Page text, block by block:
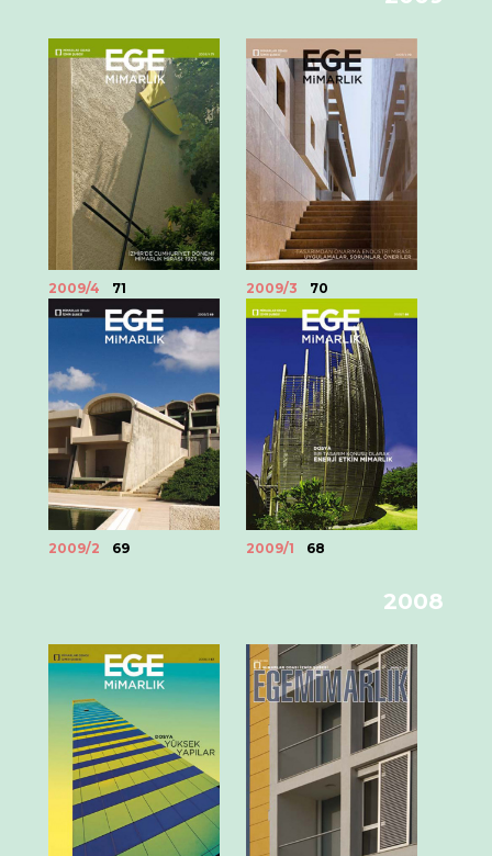
2008
2009/4 71 2009/3 70
2009/2 69 2009/1 68